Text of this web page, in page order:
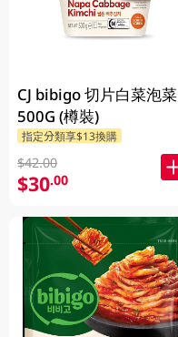
CJ bibigo 切片白菜泡菜
500G (樽裝)
指定分類享$13換購
$42.00
$30.00